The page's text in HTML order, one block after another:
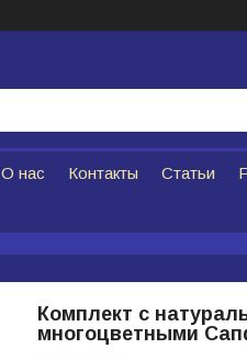
О нас Контакты Статьи
Комплект с
многоцветными